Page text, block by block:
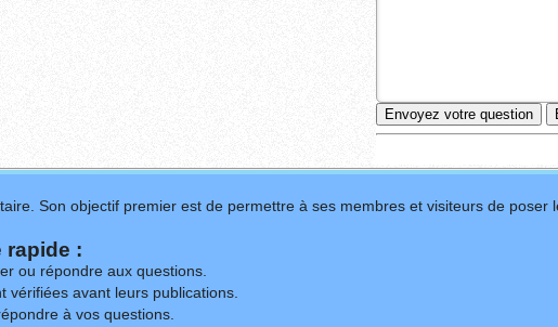
Son objectif premier est de permettre à ses membres et visiteurs de poser
rapide :
ou répondre aux questions.
vérifiées avant leurs publications.
à vos questions.